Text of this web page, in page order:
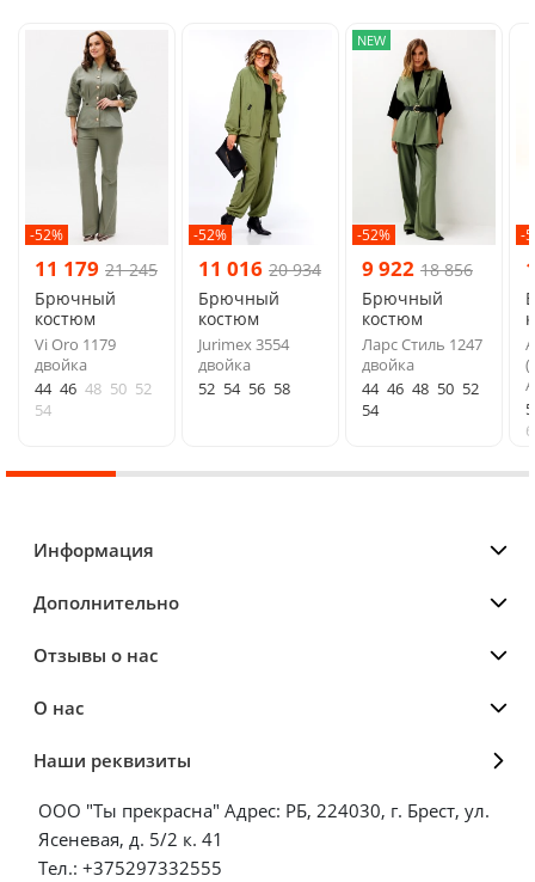
-52%
11 179 21 245
Брючный
костюм
Vi Oro 1179
двойка
44 46 48 50 52
54
-52%
11 016 20 934
Брючный
костюм
Jurimex 3554
двойка
52 54 56 58
NEW
-52%
9 922 18 856
Брючный
костюм
Ларс Стиль 1247
двойка
44 46 48 50 52
54
-
Информация
Дополнительно
Отзывы о нас
О нас
Наши реквизиты
ООО "Ты прекрасна" Адрес: РБ, 224030, г. Брест, ул.
Ясеневая, д. 5/2 к. 41
Тел.: +375297332555